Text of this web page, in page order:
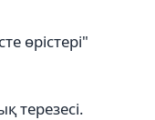
өрістері"
терезесі.